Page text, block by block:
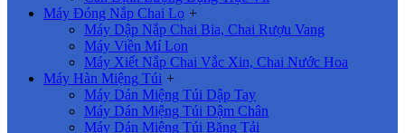
Máy Đóng Nắp Chai Lọ +
Máy Dập Nắp Chai Bia, Chai Rượu Vang
Máy Viền Mí Lon
Máy Xiết Nắp Chai Vắc Xin, Chai Nước Hoa
Máy Hàn Miệng Túi +
Máy Dán Miệng Túi Dập Tay
Máy Dán Miệng Túi Dậm Chân
Máy Dán Miệng Túi Băng Tải